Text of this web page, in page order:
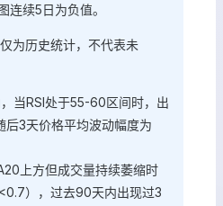
连续5日为负值。
仅为历史统计，不代表未
当RSI处于55-60区间时，出
后3天价格平均波动幅度为
上方但成交量持续萎缩时
<0.7），过去90天内出现过3